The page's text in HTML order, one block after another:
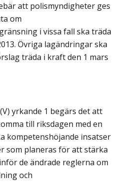
att polismyndigheter ges
om
i vissa fall ska träda
Övriga lagändringar ska
träda i kraft den 1 mars
yrkande 1 begärs det att
till riksdagen med en
kompetenshöjande insatser
som planeras för att stärka
de ändrade reglerna om
och